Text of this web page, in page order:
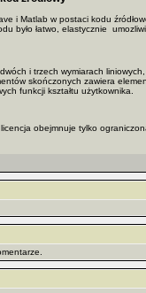
i Matlab w postaci kodu
było łatwo, elastycznie
i trzech wymiarach
skończonych zawiera
funkcji kształtu użytkownika.
obejmnuje tylko